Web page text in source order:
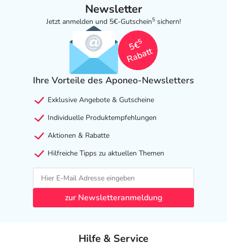
Newsletter
Jetzt anmelden und 5€-Gutschein5 sichern!
5€
5
Rabatt
Ihre Vorteile des Aponeo-Newsletters
Exklusive Angebote & Gutscheine
Individuelle Produktempfehlungen
Aktionen & Rabatte
Hilfreiche Tipps zu aktuellen Themen
zur Newsletteranmeldung
Hilfe & Service